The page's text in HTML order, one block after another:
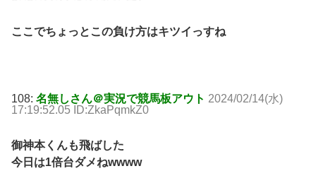
ここでちょっとこの負け方はキツイっすね
108: 名無しさん＠実況で競馬板アウト 2024/02/14(水)
17:19:52.05 ID:ZkaPqmkZ0
御神本くんも飛ばした
今日は1倍台ダメねwwww